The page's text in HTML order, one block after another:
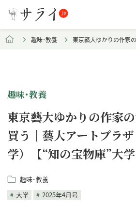
趣味･教養 東京藝大ゆかりの作家
趣味･教養
東京藝大ゆかりの作家
買う｜藝大アートプラ
学）【“知の宝物庫”大学
趣味･教養
大学
2025年4月号